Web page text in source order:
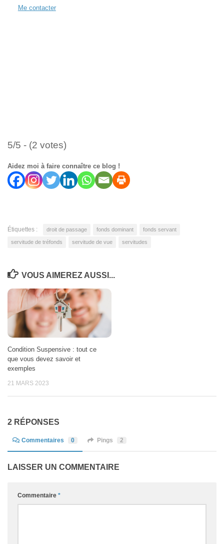
Me contacter
5/5 - (2 votes)
Aidez moi à faire connaître ce blog !
Étiquettes : droit de passage fonds dominant fonds servant
servitude de tréfonds servitude de vue servitudes
VOUS AIMEREZ AUSSI...
Condition Suspensive : tout ce
que vous devez savoir et
exemples
21 MARS 2023
2 RÉPONSES
Commentaires 0 Pings 2
LAISSER UN COMMENTAIRE
Commentaire *